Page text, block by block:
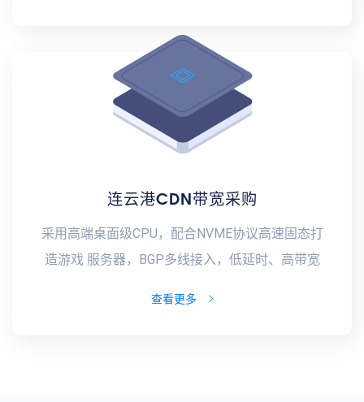
连云港CDN带宽采购
采用高端桌面级CPU，配合NVME协议高速固态打
造游戏 服务器，BGP多线接入，低延时、高带宽
查看更多